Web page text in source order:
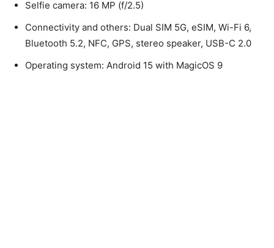
Selfie camera: 16 MP (f/2.5)
Connectivity and others: Dual SIM 5G, eSIM, Wi-Fi 6,
Bluetooth 5.2, NFC, GPS, stereo speaker, USB-C 2.0
Operating system: Android 15 with MagicOS 9